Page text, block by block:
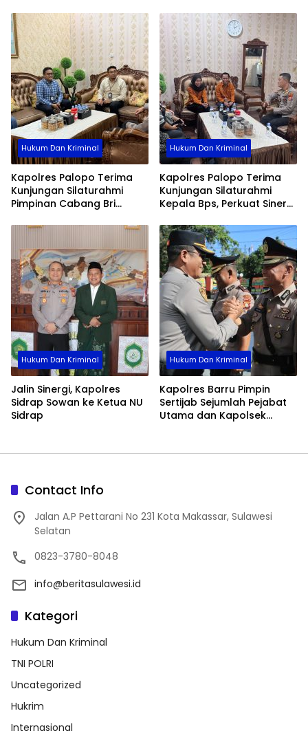
dengan DPC Demokrat
Gowa
Hukum Dan Kriminal
Kapolres Palopo Terima
Kunjungan Silaturahmi
Pimpinan Cabang Bri
Hukum Dan Kriminal
Kapolres Palopo Terima
Kunjungan Silaturahmi
Kepala Bps, Perkuat Sinergi
Hukum Dan Kriminal
Jalin Sinergi, Kapolres
Sidrap Sowan ke Ketua NU
Sidrap
Hukum Dan Kriminal
Kapolres Barru Pimpin
Sertijab Sejumlah Pejabat
Utama dan Kapolsek
Contact Info
Jalan A.P Pettarani No 231 Kota Makassar, Sulawesi
Selatan
0823-3780-8048
info@beritasulawesi.id
Kategori
Hukum Dan Kriminal
TNI POLRI
Uncategorized
Hukrim
Internasional